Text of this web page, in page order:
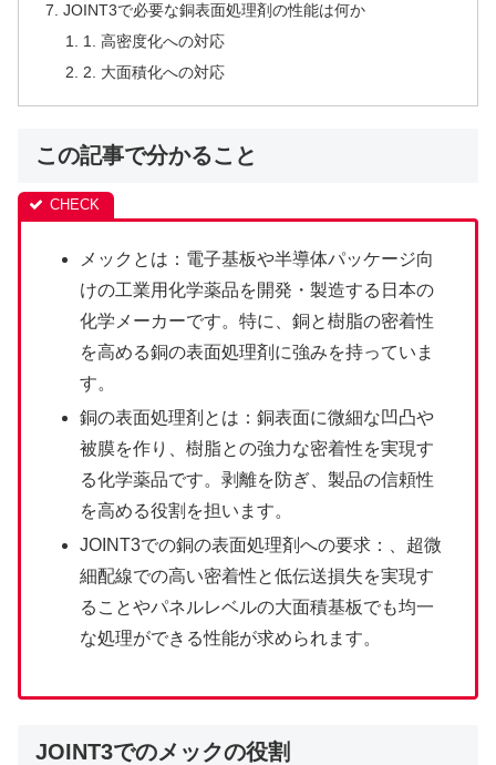
JOINT3で必要な銅表面処理剤の性能は何か
1. 高密度化への対応
2. 大面積化への対応
この記事で分かること
メックとは：電子基板や半導体パッケージ向
けの工業用化学薬品を開発・製造する日本の
化学メーカーです。特に、銅と樹脂の密着性
を高める銅の表面処理剤に強みを持っていま
す。
銅の表面処理剤とは：銅表面に微細な凹凸や
被膜を作り、樹脂との強力な密着性を実現す
る化学薬品です。剥離を防ぎ、製品の信頼性
を高める役割を担います。
JOINT3での銅の表面処理剤への要求：、超微
細配線での高い密着性と低伝送損失を実現す
ることやパネルレベルの大面積基板でも均一
な処理ができる性能が求められます。
JOINT3でのメックの役割